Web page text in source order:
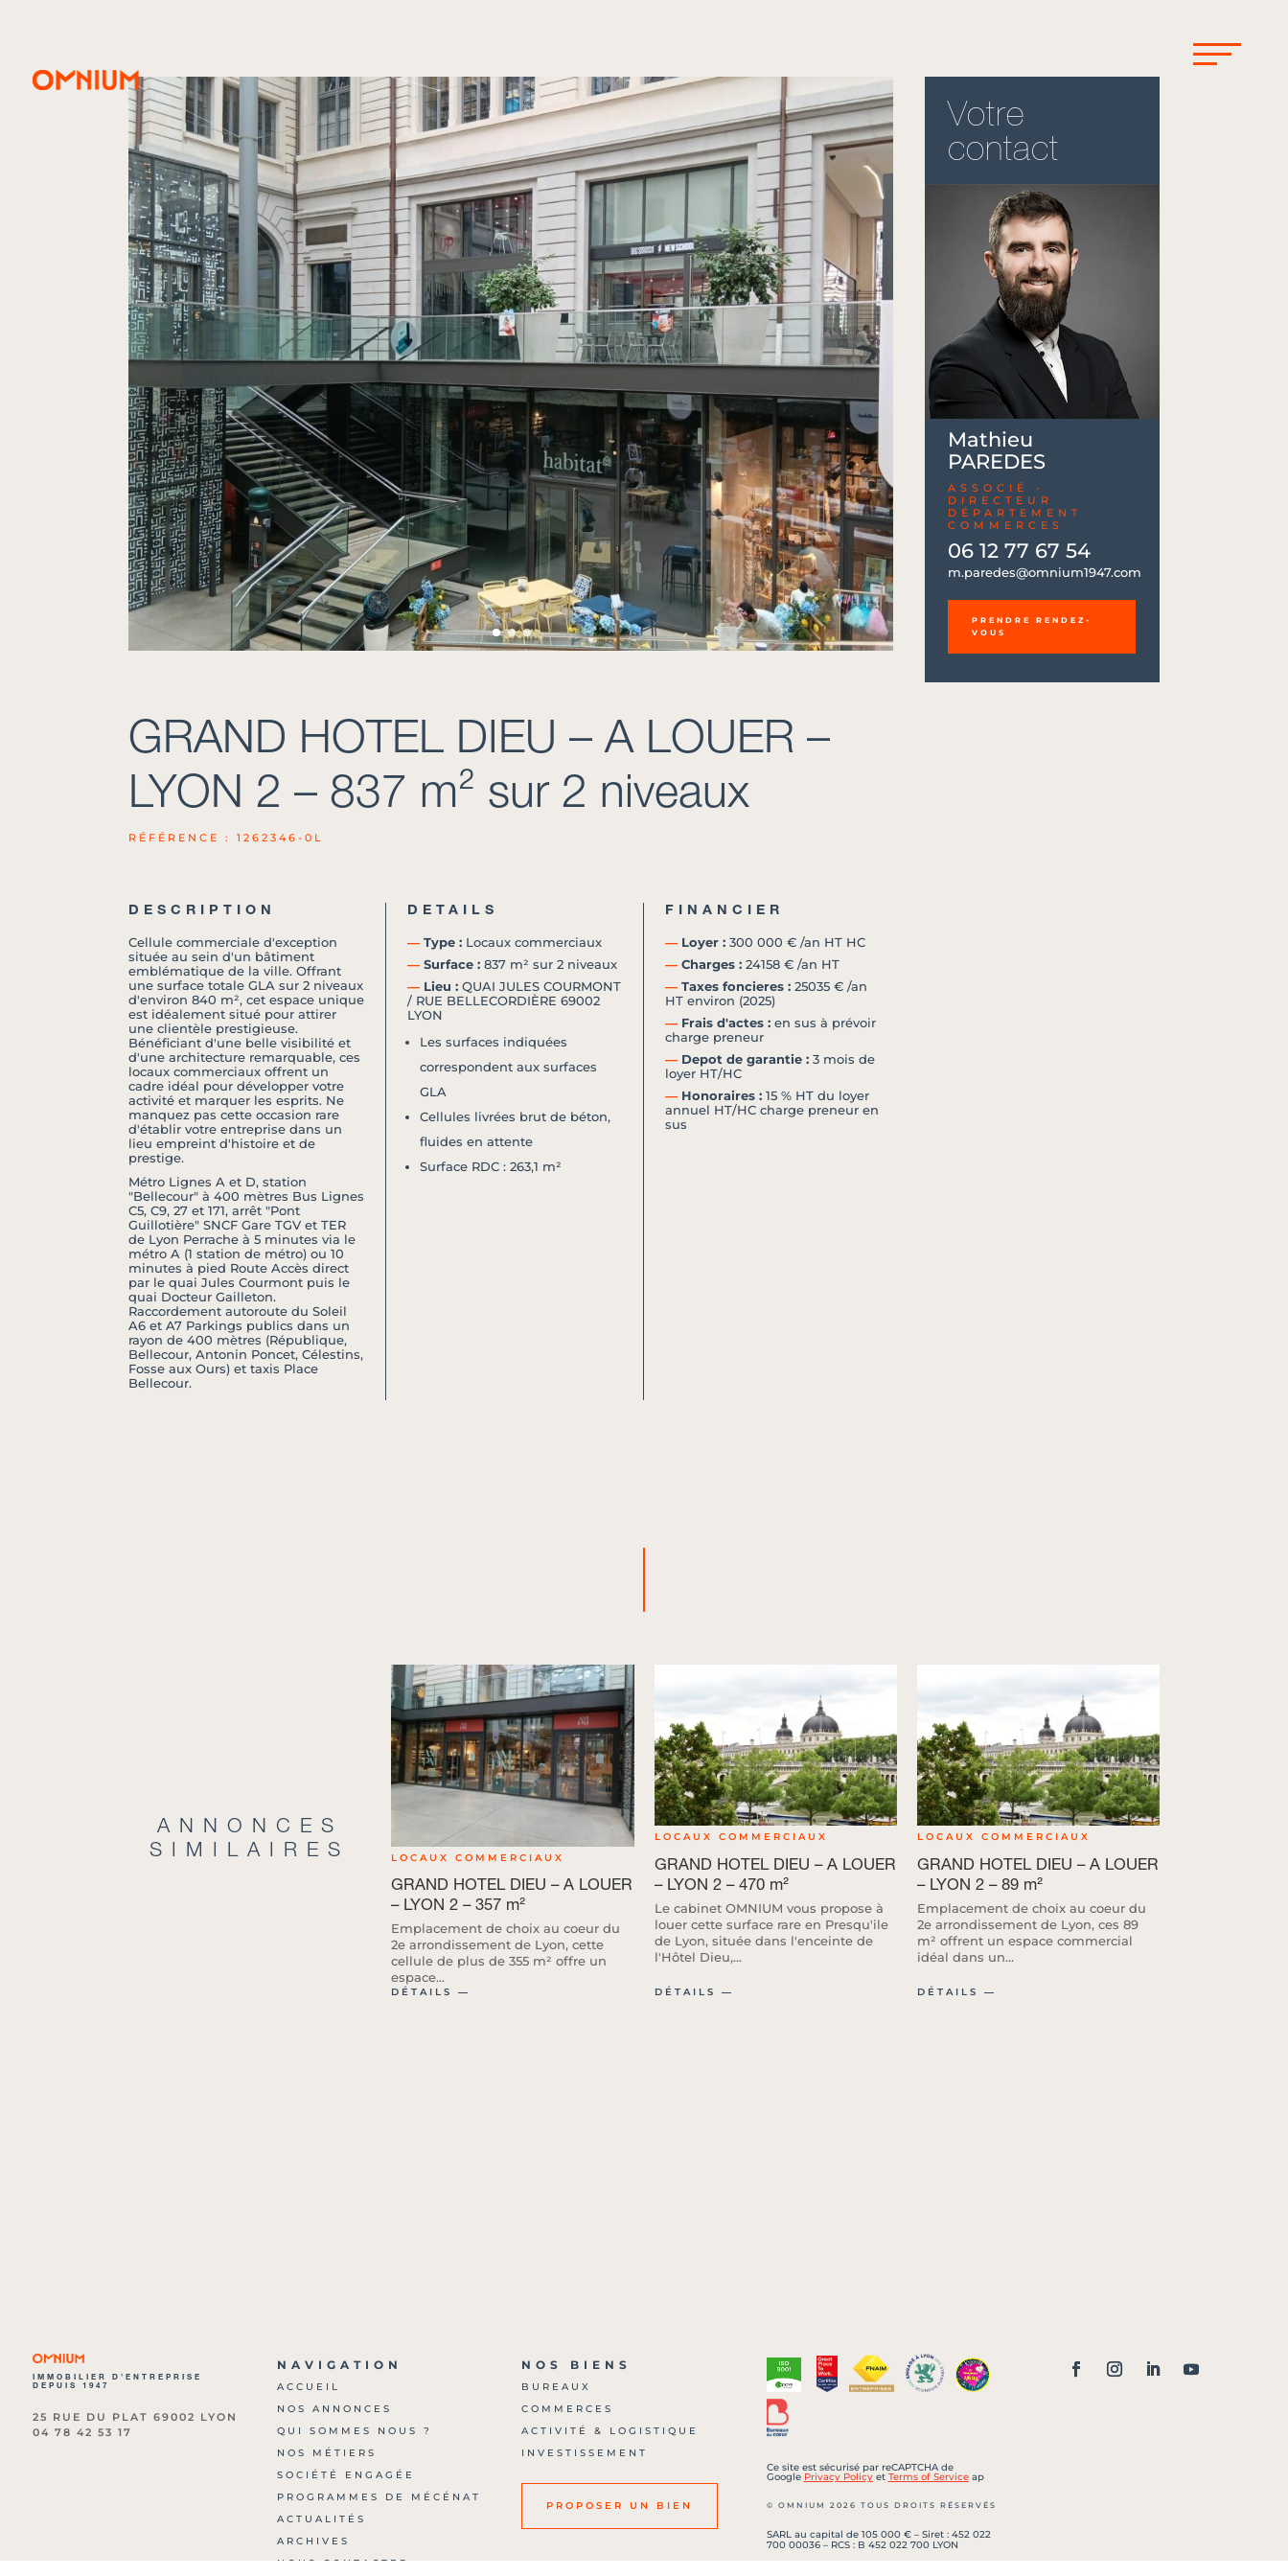
Votre
contact
Mathieu
PAREDES
ASSOCIÉ -
DIRECTEUR
DÉPARTEMENT
COMMERCES
06 12 77 67 54
m.paredes@omnium1947.com
06 12 77 67 54
m.paredes@omnium1947.com
PRENDRE RENDEZ-
VOUS
GRAND HOTEL DIEU – A LOUER –
LYON 2 – 837 m² sur 2 niveaux
RÉFÉRENCE : 1262346-0L
DESCRIPTION
Cellule commerciale d'exception
située au sein d'un bâtiment
emblématique de la ville. Offrant
une surface totale GLA sur 2 niveaux
d'environ 840 m², cet espace unique
est idéalement situé pour attirer
une clientèle prestigieuse.
Bénéficiant d'une belle visibilité et
d'une architecture remarquable, ces
locaux commerciaux offrent un
cadre idéal pour développer votre
activité et marquer les esprits. Ne
manquez pas cette occasion rare
d'établir votre entreprise dans un
lieu empreint d'histoire et de
prestige.
Métro Lignes A et D, station
"Bellecour" à 400 mètres Bus Lignes
C5, C9, 27 et 171, arrêt "Pont
Guillotière" SNCF Gare TGV et TER
de Lyon Perrache à 5 minutes via le
métro A (1 station de métro) ou 10
minutes à pied Route Accès direct
par le quai Jules Courmont puis le
quai Docteur Gailleton.
Raccordement autoroute du Soleil
A6 et A7 Parkings publics dans un
rayon de 400 mètres (République,
Bellecour, Antonin Poncet, Célestins,
Fosse aux Ours) et taxis Place
Bellecour.
DETAILS
―Type :Locaux commerciaux
―Surface :837 m² sur 2 niveaux
―Lieu :QUAI JULES COURMONT
/ RUE BELLECORDIÈRE 69002
LYON
Les surfaces indiquées
correspondent aux surfaces
GLA
Cellules livrées brut de béton,
fluides en attente
Surface RDC : 263,1 m²
FINANCIER
―Loyer :300 000 € /an HT HC
―Charges :24158 € /an HT
―Taxes foncieres :25035 € /an
HT environ (2025)
―Frais d'actes :en sus à prévoir
charge preneur
―Depot de garantie :3 mois de
loyer HT/HC
―Honoraires :15 % HT du loyer
annuel HT/HC charge preneur en
sus
ANNONCES
SIMILAIRES
LOCAUX COMMERCIAUX
GRAND HOTEL DIEU – A LOUER
– LYON 2 – 357 m²
Emplacement de choix au coeur du
2e arrondissement de Lyon, cette
cellule de plus de 355 m² offre un
espace...
DÉTAILS ―
LOCAUX COMMERCIAUX
GRAND HOTEL DIEU – A LOUER
– LYON 2 – 470 m²
Le cabinet OMNIUM vous propose à
louer cette surface rare en Presqu'ile
de Lyon, située dans l'enceinte de
l'Hôtel Dieu,...
DÉTAILS ―
LOCAUX COMMERCIAUX
GRAND HOTEL DIEU – A LOUER
– LYON 2 – 89 m²
Emplacement de choix au coeur du
2e arrondissement de Lyon, ces 89
m² offrent un espace commercial
idéal dans un...
DÉTAILS ―
IMMOBILIER D’ENTREPRISE
DEPUIS 1947
25 RUE DU PLAT 69002 LYON
04 78 42 53 17
NAVIGATION
ACCUEIL
NOS ANNONCES
QUI SOMMES NOUS ?
NOS MÉTIERS
SOCIÉTÉ ENGAGÉE
PROGRAMMES DE MÉCÉNAT
ACTUALITÉS
ARCHIVES
NOUS CONTACTER
NOS BIENS
BUREAUX
COMMERCES
ACTIVITÉ & LOGISTIQUE
INVESTISSEMENT
PROPOSER UN BIEN
Ce site est sécurisé par reCAPTCHA de
Google Privacy Policyet Terms of Serviceap
© OMNIUM 2026 TOUS DROITS RÉSERVÉS
SARL au capital de 105 000 € – Siret : 452 022
700 00036 – RCS : B 452 022 700 LYON